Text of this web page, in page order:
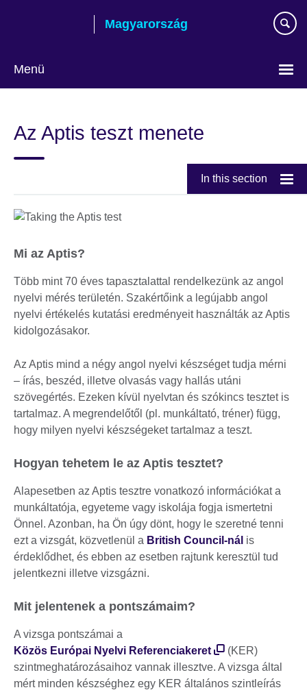
Magyarország
Menü
Az Aptis teszt menete
In this section
Mi az Aptis?
Több mint 70 éves tapasztalattal rendelkezünk az angol
nyelvi mérés területén. Szakértőink a legújabb angol
nyelvi értékelés kutatási eredményeit használták az Aptis
kidolgozásakor.
Az Aptis mind a négy angol nyelvi készséget tudja mérni
– írás, beszéd, illetve olvasás vagy hallás utáni
szövegértés. Ezeken kívül nyelvtan és szókincs tesztet is
tartalmaz. A megrendelőtől (pl. munkáltató, tréner) függ,
hogy milyen nyelvi készségeket tartalmaz a teszt.
Hogyan tehetem le az Aptis tesztet?
Alapesetben az Aptis tesztre vonatkozó információkat a
munkáltatója, egyeteme vagy iskolája fogja ismertetni
Önnel. Azonban, ha Ön úgy dönt, hogy le szeretné tenni
ezt a vizsgát, közvetlenül a British Council-nál is
érdeklődhet, és ebben az esetben rajtunk keresztül tud
jelentkezni illetve vizsgázni.
Mit jelentenek a pontszámaim?
A vizsga pontszámai a
Közös Európai Nyelvi Referenciakeret
(KER)
szintmeghatározásaihoz vannak illesztve. A vizsga által
mért minden készséghez egy KER általános szintleírás